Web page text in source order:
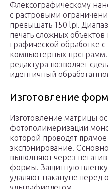
Флексографическому
с растровыми
превышать 150 lpi.
печать сложных
графической обработке
компьютерных
редактура позволяет
идентичный
Изготовление форм
Изготовление матрицы
фотополимеризации
которой проводят
экспонирование.
выполняют через
формы. Защитную пленку
удаляют накануне перед
ультрафиолетом.